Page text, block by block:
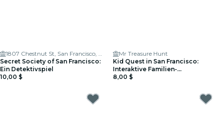
1807 Chestnut St, San Francisco, CA 94123
Secret Society of San Francisco:
Ein Detektivspiel
10,00 $
Mr Treasure Hunt
Kid Quest in San Francisco:
Interaktive Familien-
Schnitzeljagd (Alter 4–8)
8,00 $